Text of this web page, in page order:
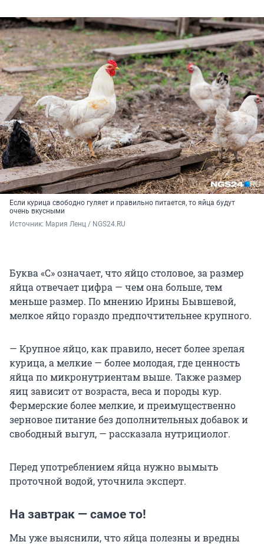
Если курица свободно гуляет и правильно питается, то яйца будут
очень вкусными
Источник: Мария Ленц / NGS24.RU
Буква «С» означает, что яйцо столовое, за размер
яйца отвечает цифра — чем она больше, тем
меньше размер. По мнению Ирины Бывшевой,
мелкое яйцо гораздо предпочтительнее крупного.
— Крупное яйцо, как правило, несет более зрелая
курица, а мелкие — более молодая, где ценность
яйца по микронутриентам выше. Также размер
яиц зависит от возраста, веса и породы кур.
Фермерские более мелкие, и преимущественно
зерновое питание без дополнительных добавок и
свободный выгул, — рассказала нутрициолог.
Перед употреблением яйца нужно вымыть
проточной водой, уточнила эксперт.
На завтрак — самое то!
Мы уже выяснили, что яйца полезны и вредны